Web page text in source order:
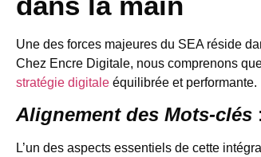
Une des forces majeures du SEA réside
Chez Encre Digitale, nous comprenons
stratégie digitale équilibrée et performante.
Alignement des Mots-clés :
L’un des aspects essentiels de cette